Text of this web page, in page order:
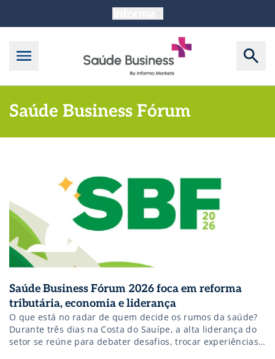
Saúde Business Fórum
Saúde Business Fórum 2026 foca em reforma
tributária, economia e liderança
O que está no radar de quem decide os rumos da saúde?
Durante três dias na Costa do Sauípe, a alta liderança do
setor se reúne para debater desafios, trocar experiências